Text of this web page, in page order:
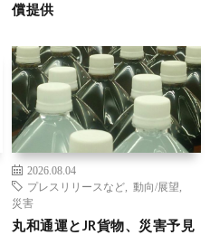
償提供
2026.08.04
プレスリリースなど
動向/展望
災害
丸和通運とJR貨物、災害予見